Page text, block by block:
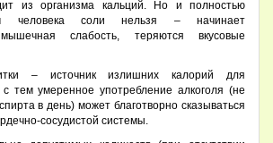
из организма кальций. Но и полностью
человека соли нельзя – начинает
мышечная слабость, теряются вкусовые
– источник излишних калорий для
тем умеренное употребление алкоголя (не
в день) может благотворно сказываться
сосудистой системы.